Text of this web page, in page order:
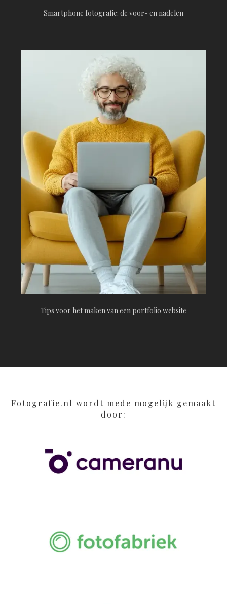
Smartphone fotografie: de voor- en nadelen
Tips voor het maken van een portfolio website
Fotografie.nl wordt mede mogelijk gemaakt
door: